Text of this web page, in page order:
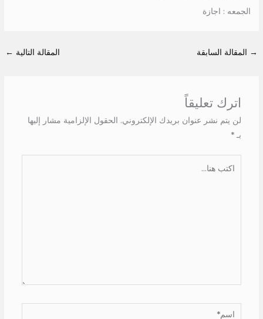
الجمعه : اجازة
→ المقالة السابقة المقالة التالية ←
اترك تعليقاً
لن يتم نشر عنوان بريدك الإلكتروني. الحقول الإلزامية مشار إليها
بـ *
اسم*